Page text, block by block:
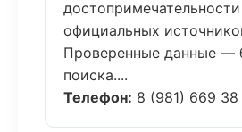
официальных
Проверенные данные —
поиска....
Телефон: 8 (981) 669 38